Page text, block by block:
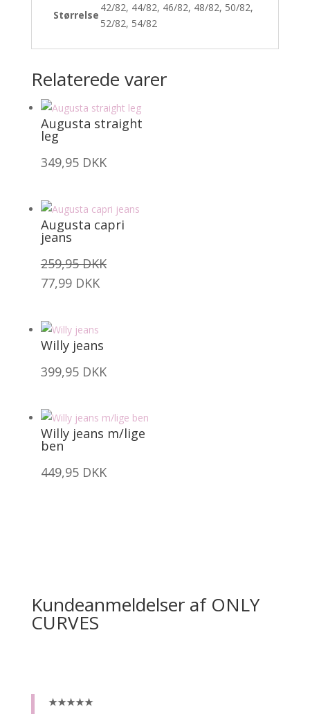
Størrelse
42/82, 44/82, 46/82, 48/82, 50/82,
52/82, 54/82
Relaterede varer
Augusta straight
leg
349,95 DKK
Augusta capri
jeans
259,95DKK
77,99 DKK
Willy jeans
399,95 DKK
Willy jeans m/lige
ben
449,95 DKK
Kundeanmeldelser af ONLY
CURVES
★★★★★